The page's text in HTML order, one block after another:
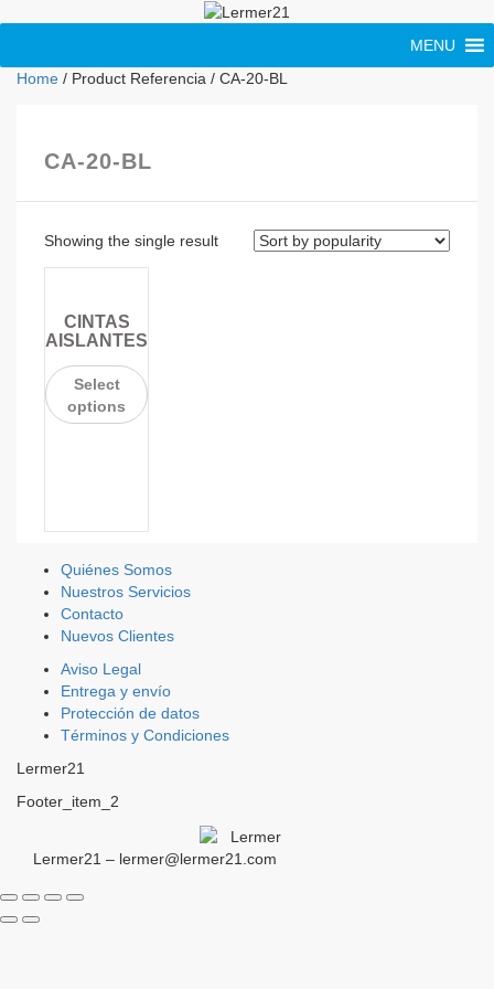
MENU
Home / Product Referencia / CA-20-BL
CA-20-BL
Showing the single result
CINTAS
AISLANTES
Select
options
Quiénes Somos
Nuestros Servicios
Contacto
Nuevos Clientes
Aviso Legal
Entrega y envío
Protección de datos
Términos y Condiciones
Lermer21
Footer_item_2
Lermer21 – lermer@lermer21.com